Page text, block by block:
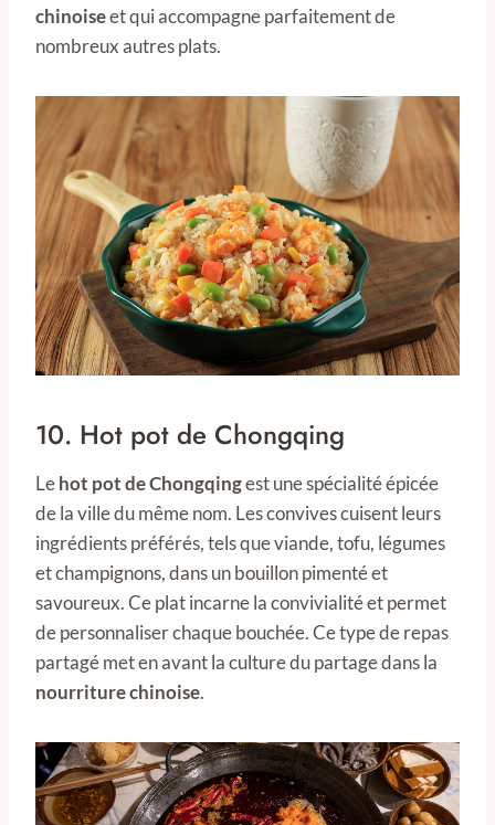
chinoiseet qui accompagne parfaitement de
nombreux autres plats.
10. Hot pot de Chongqing
Lehot pot de Chongqingest une spécialité épicée
de la ville du même nom. Les convives cuisent leurs
ingrédients préférés, tels que viande, tofu, légumes
et champignons, dans un bouillon pimenté et
savoureux. Ce plat incarne la convivialité et permet
de personnaliser chaque bouchée. Ce type de repas
partagé met en avant la culture du partage dans la
nourriture chinoise.